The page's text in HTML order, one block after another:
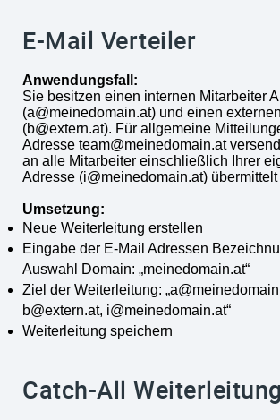
E-Mail Verteiler
Anwendungsfall:
Sie besitzen einen internen Mitarbeiter A
(a@meinedomain.at) und einen
(b@extern.at). Für allgemeine
Adresse team@meinedomain.at
an alle Mitarbeiter einschließlich Ihrer
Adresse (i@meinedomain.at) übermittelt
Umsetzung:
Neue Weiterleitung erstellen
Eingabe der E-Mail Adressen
Auswahl Domain: „meinedomain.at“
Ziel der Weiterleitung:
b@extern.at, i@meinedomain.at“
Weiterleitung speichern
Catch-All Weiterleitung